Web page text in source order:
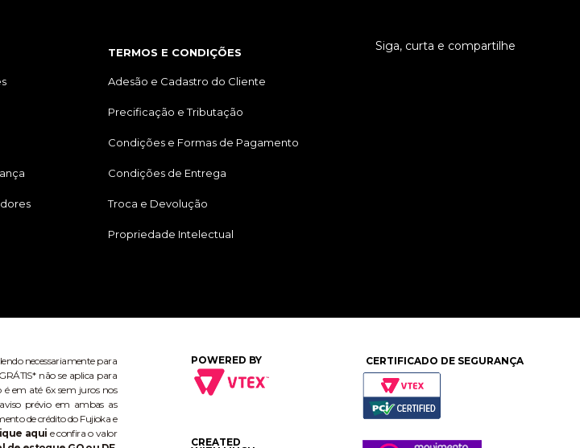
TERMOS E CONDIÇÕES
Adesão e Cadastro do Cliente
Precificação e Tributação
Condições e Formas de Pagamento
Condições de Entrega
Troca e Devolução
Propriedade Intelectual
Siga, curta e compartilhe
necessariamente para
não se aplica para
em até 6x sem juros nos
prévio em ambas as
de crédito do Fujioka e
aqui e confira o valor
POWERED BY
CREATED
CERTIFICADO DE SEGURANÇA